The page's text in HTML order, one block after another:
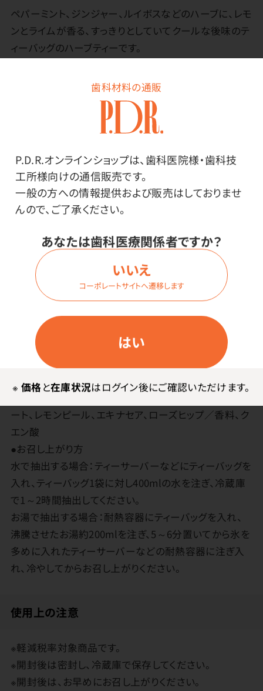
歯科材料の通販
P.D.R.オンラインショップは、歯科医院様・歯科技
工所様向けの通信販売です。
一般の方への情報提供および販売はしておりませ
んので、ご了承ください。
あなたは歯科医療関係者ですか？
はい
いいえ
コーポレートサイトへ遷移します
※ 価格と在庫状況はログイン後にご確認いただけます。
ペパーミント、ジンジャー、ルイボスなどのハーブに、レモ
ンとライムが香る、すっきりとしていてクールな後味のテ
ィーバッグのハーブティーです。
冷たい紅茶やオレンジジュースを加えてもおいしくお召
冷水で抽出ができるため、熱湯をつかわずにハーブティ
ノンカフェインです。
メーカー・ブランド
生活の木
その他
●原材料／ペパーミント、ジンジャー、ルイボス、レモング
ート、レモンピール、エキナセア、ローズヒップ／香料、ク
エン酸
●お召し上がり方
水で抽出する場合：ティーサーバーなどにティーバッグを
入れ、ティーバッグ1袋に対し400mlの水を注ぎ、冷蔵庫
で1～2時間抽出してください。
お湯で抽出する場合：耐熱容器にティーバッグを入れ、
沸騰させたお湯約200mlを注ぎ、5～6分置いてから氷を
多めに入れたティーサーバーなどの耐熱容器に注ぎ入
れ、冷やしてからお召し上がりください。
使用上の注意
※軽減税率対象商品です。
※開封後は密封し、冷蔵庫で保存してください。
※開封後は、お早めにお召し上がりください。